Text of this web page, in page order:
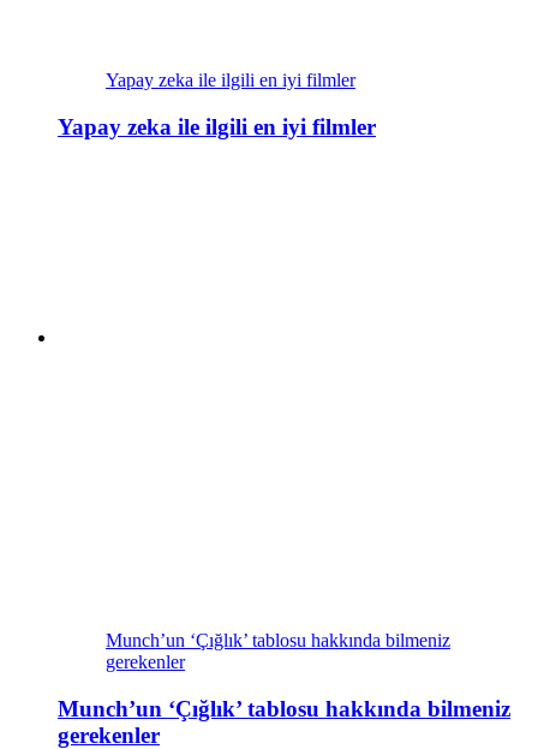
Yapay zeka ile ilgili en iyi filmler
Yapay zeka ile ilgili en iyi filmler
Munch’un ‘Çığlık’ tablosu hakkında bilmeniz
gerekenler
Munch’un ‘Çığlık’ tablosu hakkında bilmeniz
gerekenler